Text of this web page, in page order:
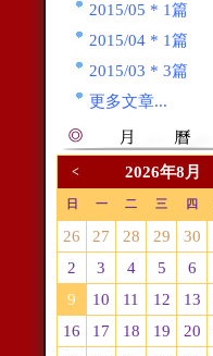
2015/05 * 1篇
2015/04 * 1篇
2015/03 * 3篇
更多文章...
< 2026年8月
日 一 二 三 四
26 27 28 29 30
2
3 4 5 6
9
10 11 12 13
16
17 18 19 20